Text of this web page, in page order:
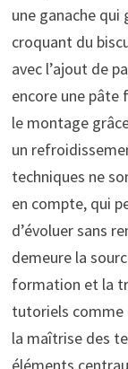
une ganache
croquant du
avec l’ajout de
encore une pâte
le montage
un
techniques ne
en compte, qui
d’évoluer sans
demeure la
formation et la
tutoriels comme
la maîtrise des